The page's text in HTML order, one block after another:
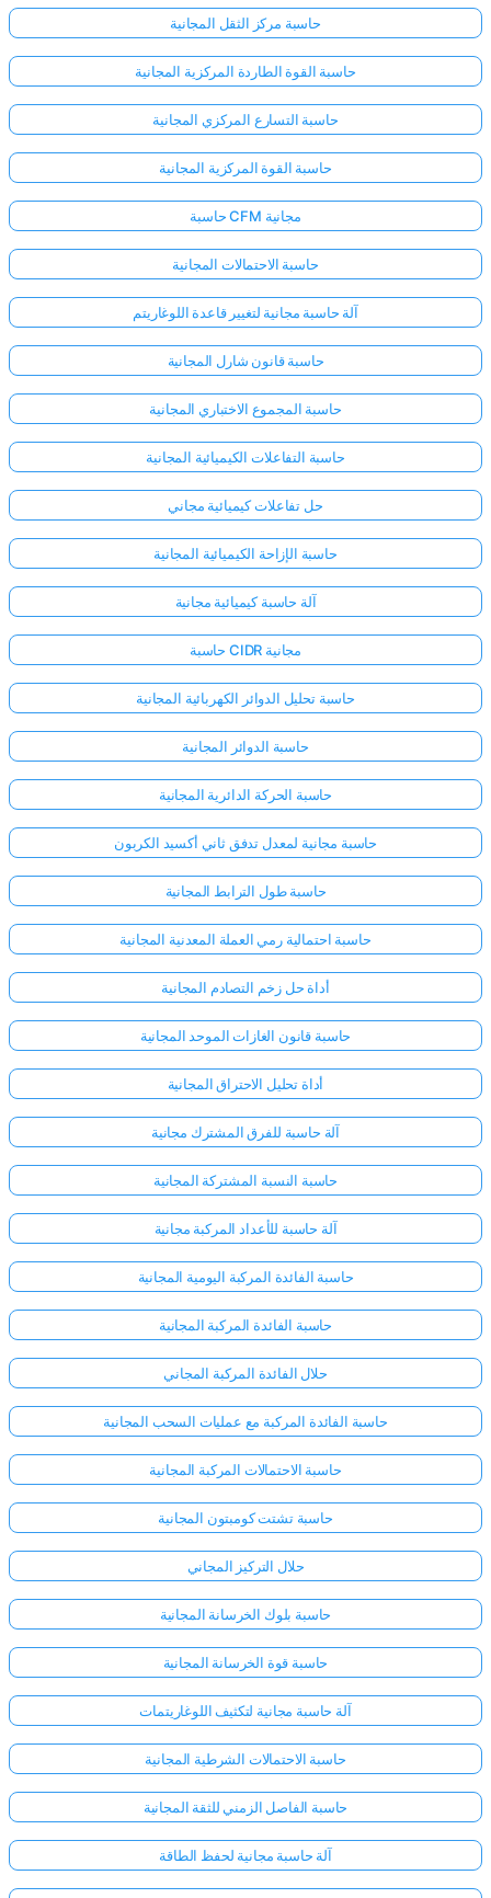
حاسبة مركز الثقل المجانية
حاسبة القوة الطاردة المركزية المجانية
حاسبة التسارع المركزي المجانية
حاسبة القوة المركزية المجانية
حاسبة CFM مجانية
حاسبة الاحتمالات المجانية
آلة حاسبة مجانية لتغيير قاعدة اللوغاريتم
حاسبة قانون شارل المجانية
حاسبة المجموع الاختباري المجانية
حاسبة التفاعلات الكيميائية المجانية
حل تفاعلات كيميائية مجاني
حاسبة الإزاحة الكيميائية المجانية
آلة حاسبة كيميائية مجانية
حاسبة CIDR مجانية
حاسبة تحليل الدوائر الكهربائية المجانية
حاسبة الدوائر المجانية
حاسبة الحركة الدائرية المجانية
حاسبة مجانية لمعدل تدفق ثاني أكسيد الكربون
حاسبة طول الترابط المجانية
حاسبة احتمالية رمي العملة المعدنية المجانية
أداة حل زخم التصادم المجانية
حاسبة قانون الغازات الموحد المجانية
أداة تحليل الاحتراق المجانية
آلة حاسبة للفرق المشترك مجانية
حاسبة النسبة المشتركة المجانية
آلة حاسبة للأعداد المركبة مجانية
حاسبة الفائدة المركبة اليومية المجانية
حاسبة الفائدة المركبة المجانية
حلال الفائدة المركبة المجاني
حاسبة الفائدة المركبة مع عمليات السحب المجانية
حاسبة الاحتمالات المركبة المجانية
حاسبة تشتت كومبتون المجانية
حلال التركيز المجاني
حاسبة بلوك الخرسانة المجانية
حاسبة قوة الخرسانة المجانية
آلة حاسبة مجانية لتكثيف اللوغاريتمات
حاسبة الاحتمالات الشرطية المجانية
حاسبة الفاصل الزمني للثقة المجانية
آلة حاسبة مجانية لحفظ الطاقة